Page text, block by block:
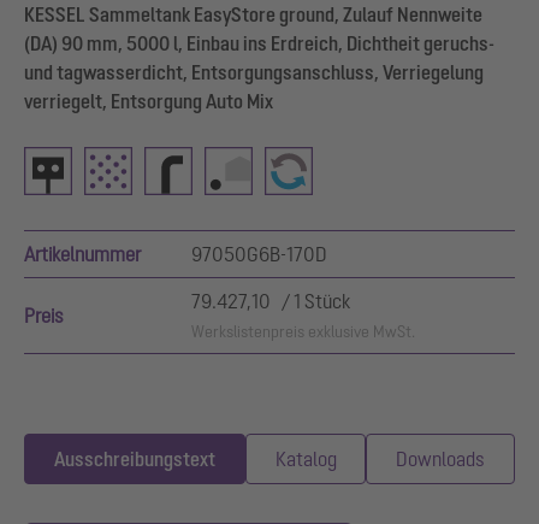
KESSEL Sammeltank EasyStore ground, Zulauf Nennweite
(DA) 90 mm, 5000 l, Einbau ins Erdreich, Dichtheit geruchs-
und tagwasserdicht, Entsorgungsanschluss, Verriegelung
verriegelt, Entsorgung Auto Mix
Artikelnummer 97050G6B-170D
Preis
79.427,10 / 1 Stück
Werkslistenpreis exklusive MwSt.
Ausschreibungstext Katalog Downloads